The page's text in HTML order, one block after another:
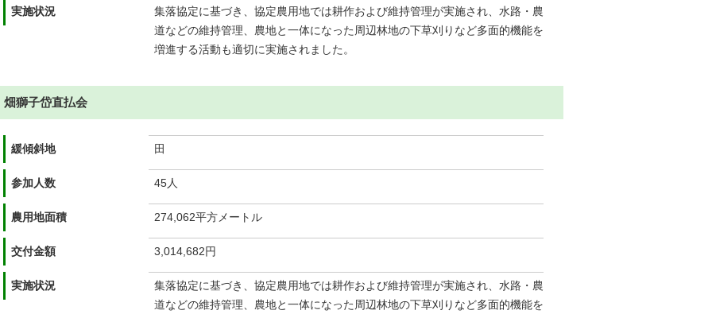
実施状況
集落協定に基づき、協定農用地では耕作および維持管理が実施され、水路・農
道などの維持管理、農地と一体になった周辺林地の下草刈りなど多面的機能を
増進する活動も適切に実施されました。
畑獅子岱直払会
緩傾斜地 田
参加人数 45人
農用地面積 274,062平方メートル
交付金額 3,014,682円
実施状況
集落協定に基づき、協定農用地では耕作および維持管理が実施され、水路・農
道などの維持管理、農地と一体になった周辺林地の下草刈りなど多面的機能を